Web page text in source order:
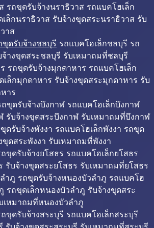
รถขุดรับจ้างนราธิวาส รถแบคโฮเล็ก
ล็กนราธิวาส รับจ้างขุดสระนราธิวาส รับ
าส
ขุดรับจ้างชลบุรี รถแบคโฮเล็กชลบุรี รถ
างขุดสระชลบุรี รับเหมาถมที่ชลบุรี
รถขุดรับจ้างมุกดาหาร รถแบคโฮเล็ก
ล็กมุกดาหาร รับจ้างขุดสระมุกดาหาร รับ
าร
ขุดรับจ้างบึงกาฬ รถแบคโฮเล็กบึงกาฬ
รับจ้างขุดสระบึงกาฬ รับเหมาถมที่บึงกาฬ
ดรับจ้างพังงา รถแบคโฮเล็กพังงา รถขุด
ขุดสระพังงา รับเหมาถมที่พังงา
ขุดรับจ้างยโสธร รถแบคโฮเล็กยโสธร
รับจ้างขุดสระยโสธร รับเหมาถมที่ยโสธร
ำภู รถขุดรับจ้างหนองบัวลำภู รถแบคโฮ
รถขุดเล็กหนองบัวลำภู รับจ้างขุดสระ
เหมาถมที่หนองบัวลำภู
ขุดรับจ้างสระบุรี รถแบคโฮเล็กสระบุรี